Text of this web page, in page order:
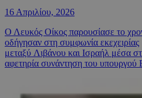
16 Απριλίου, 2026
Ο Λευκός Οίκος παρουσίασε το
οδήγησαν στη συμφωνία εκεχειρίας
μεταξύ Λιβάνου και Ισραήλ μέσα
αφετηρία συνάντηση του